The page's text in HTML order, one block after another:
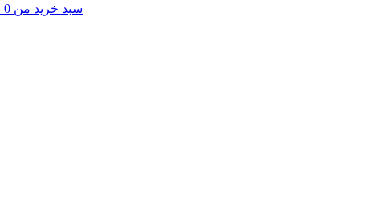
سبد خرید من 0